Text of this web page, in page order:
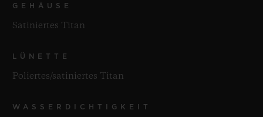
GEHÄUSE
Satiniertes Titan
LÜNETTE
Poliertes/satiniertes Titan
WASSERDICHTIGKEIT